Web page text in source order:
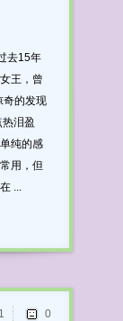
去15年
王，曾
奇的发现
泪盈
纯的感
用，但
...
1